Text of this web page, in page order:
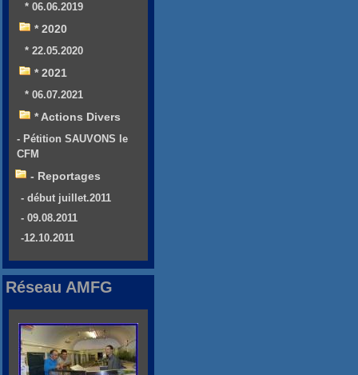
* 06.06.2019
* 2020
* 22.05.2020
* 2021
* 06.07.2021
* Actions Divers
- Pétition SAUVONS le
CFM
- Reportages
- début juillet.2011
- 09.08.2011
-12.10.2011
Réseau AMFG